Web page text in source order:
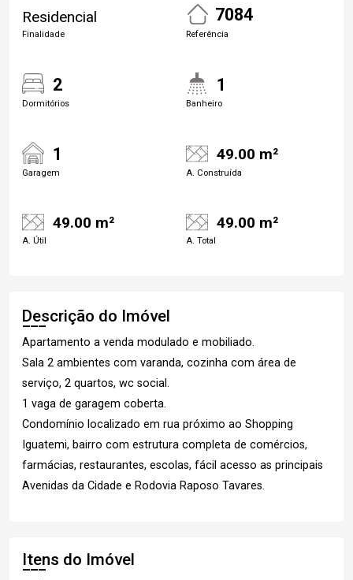
Residencial
Finalidade
7084
Referência
2
Dormitórios
1
Banheiro
1
Garagem
49.00 m²
A. Construída
49.00 m²
A. Útil
49.00 m²
A. Total
Descrição do Imóvel
Apartamento a venda modulado e mobiliado.
Sala 2 ambientes com varanda, cozinha com área de
serviço, 2 quartos, wc social.
1 vaga de garagem coberta.
Condomínio localizado em rua próximo ao Shopping
Iguatemi, bairro com estrutura completa de comércios,
farmácias, restaurantes, escolas, fácil acesso as principais
Avenidas da Cidade e Rodovia Raposo Tavares.
Itens do Imóvel